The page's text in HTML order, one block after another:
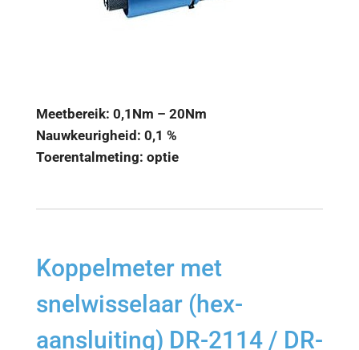
Meetbereik: 0,1Nm – 20Nm
Nauwkeurigheid: 0,1 %
Toerentalmeting: optie
Koppelmeter met
snelwisselaar (hex-
aansluiting) DR-2114 / DR-